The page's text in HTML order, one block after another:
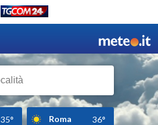
35° Roma 36°